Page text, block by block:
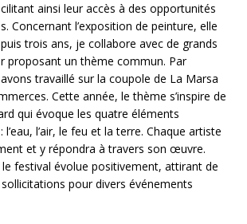
ainsi leur accès à des opportunités
Concernant l’exposition de peinture, elle
trois ans, je collabore avec de grands
proposant un thème commun. Par
travaillé sur la coupole de La Marsa
Cette année, le thème s’inspire de
qui évoque les quatre éléments
l’air, le feu et la terre. Chaque artiste
et y répondra à travers son œuvre.
le festival évolue positivement, attirant de
pour divers événements